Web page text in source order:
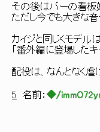
その後はバーの看板
ただし今でも大きな
カイジと同じくモデル
「番外編に登場した
配役は、なんとなく虐
5 名前： ◆/
＼、__